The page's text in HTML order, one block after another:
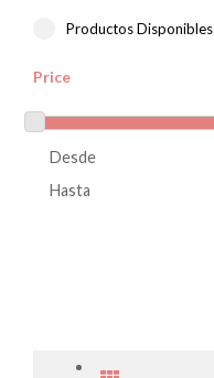
Productos Disponibles
Price
Desde
Hasta